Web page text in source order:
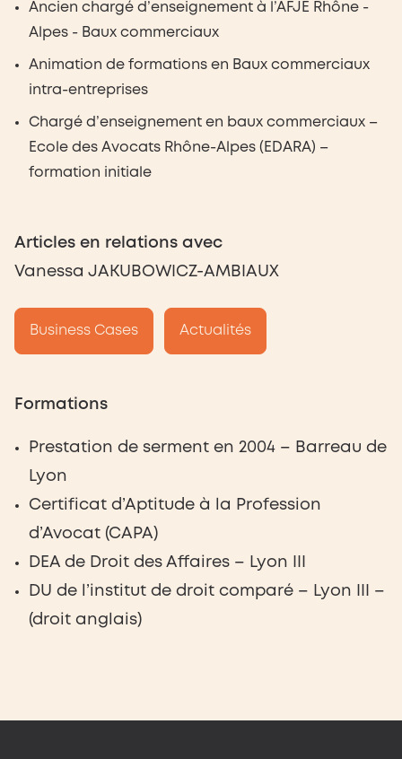
Ancien chargé d’enseignement à l’AFJE Rhône -
Alpes - Baux commerciaux
Animation de formations en Baux commerciaux
intra-entreprises
Chargé d’enseignement en baux commerciaux –
Ecole des Avocats Rhône-Alpes (EDARA) –
formation initiale
Articles en relations avec
Vanessa JAKUBOWICZ-AMBIAUX
Business Cases Actualités
Formations
Prestation de serment en 2004 – Barreau de
Lyon
Certificat d’Aptitude à la Profession
d’Avocat (CAPA)
DEA de Droit des Affaires – Lyon III
DU de l’institut de droit comparé – Lyon III –
(droit anglais)